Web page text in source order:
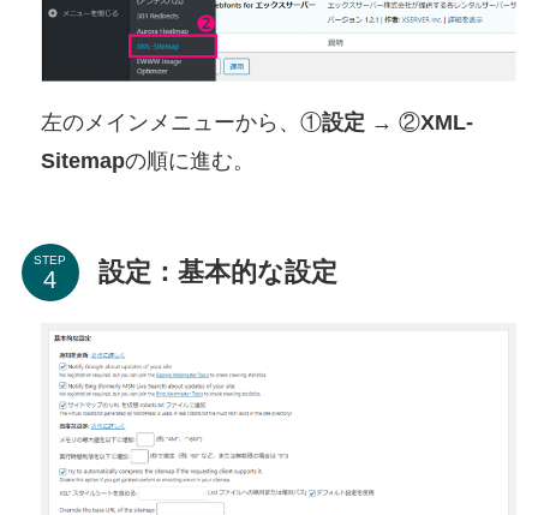
左のメインメニューから、①設定 → ②XML-
Sitemapの順に進む。
STEP 設定：基本的な設定